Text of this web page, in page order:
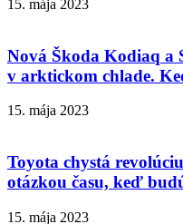
15. mája 2023
Nová Škoda Kodiaq a
v arktickom chlade.
15. mája 2023
Toyota chystá
otázkou času, keď
15. mája 2023